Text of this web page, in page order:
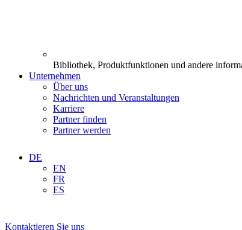
Bibliothek, Produktfunktionen und andere
Unternehmen
Über uns
Nachrichten und Veranstaltungen
Karriere
Partner finden
Partner werden
DE
EN
FR
ES
Kontaktieren Sie uns